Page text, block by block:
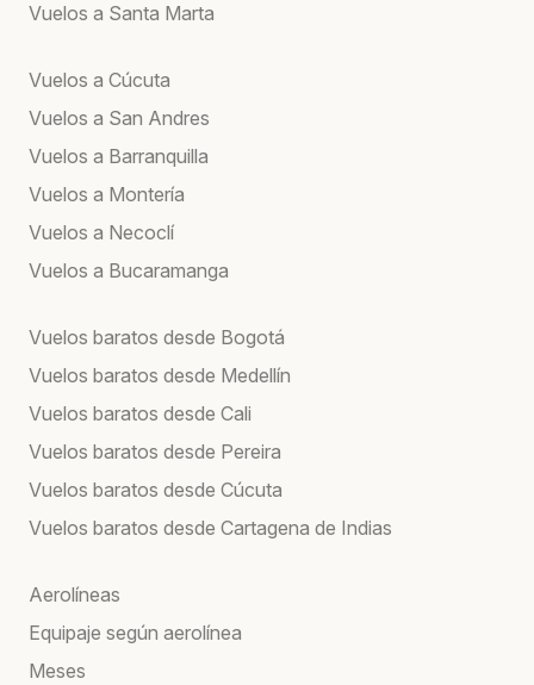
Vuelos a Santa Marta
Vuelos a Cúcuta
Vuelos a San Andres
Vuelos a Barranquilla
Vuelos a Montería
Vuelos a Necoclí
Vuelos a Bucaramanga
Vuelos baratos desde Bogotá
Vuelos baratos desde Medellín
Vuelos baratos desde Cali
Vuelos baratos desde Pereira
Vuelos baratos desde Cúcuta
Vuelos baratos desde Cartagena de Indias
Aerolíneas
Equipaje según aerolínea
Meses